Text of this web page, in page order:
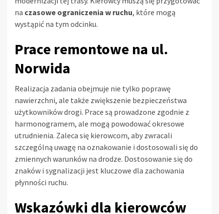
na czasowe ograniczenia w ruchu, które mogą
wystąpić na tym odcinku.
Prace remontowe na ul.
Norwida
Realizacja zadania obejmuje nie tylko poprawę
nawierzchni, ale także zwiększenie bezpieczeństwa
użytkowników drogi. Prace są prowadzone zgodnie z
harmonogramem, ale mogą powodować okresowe
utrudnienia. Zaleca się kierowcom, aby zwracali
szczególną uwagę na oznakowanie i dostosowali się do
zmiennych warunków na drodze. Dostosowanie się do
znaków i sygnalizacji jest kluczowe dla zachowania
płynności ruchu.
Wskazówki dla kierowców